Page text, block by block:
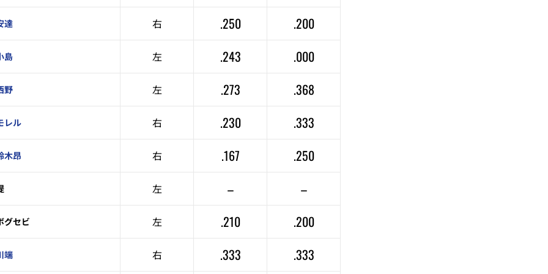
達 右 .250 .200
島 左 .243 .000
野 左 .273 .368
レル 右 .230 .333
木昂 右 .167 .250
左 – –
グセビ 左 .210 .200
端 右 .333 .333